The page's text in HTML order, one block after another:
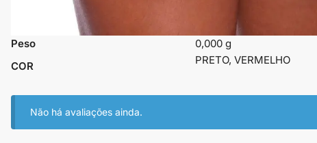
Peso
0,000 g
COR
PRETO, VERMELHO
Não há avaliações ainda.